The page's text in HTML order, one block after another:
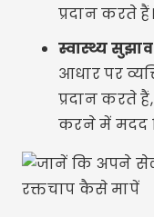
प्रदान करते हैं।
स्वास्थ्य
आधार पर
प्रदान करते
करने में मदद